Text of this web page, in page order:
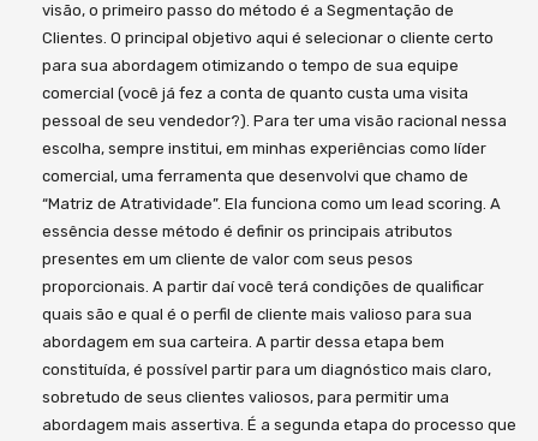
visão, o primeiro passo do método é a Segmentação de
Clientes. O principal objetivo aqui é selecionar o cliente certo
para sua abordagem otimizando o tempo de sua equipe
comercial (você já fez a conta de quanto custa uma visita
pessoal de seu vendedor?). Para ter uma visão racional nessa
escolha, sempre institui, em minhas experiências como líder
comercial, uma ferramenta que desenvolvi que chamo de
“Matriz de Atratividade”. Ela funciona como um lead scoring. A
essência desse método é definir os principais atributos
presentes em um cliente de valor com seus pesos
proporcionais. A partir daí você terá condições de qualificar
quais são e qual é o perfil de cliente mais valioso para sua
abordagem em sua carteira. A partir dessa etapa bem
constituída, é possível partir para um diagnóstico mais claro,
sobretudo de seus clientes valiosos, para permitir uma
abordagem mais assertiva. É a segunda etapa do processo que